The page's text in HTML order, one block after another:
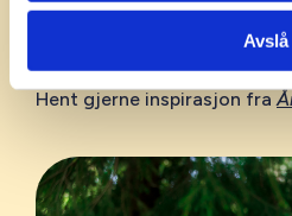
Avslå
Ønsker du flere tips til
Hent gjerne inspirasjon fra